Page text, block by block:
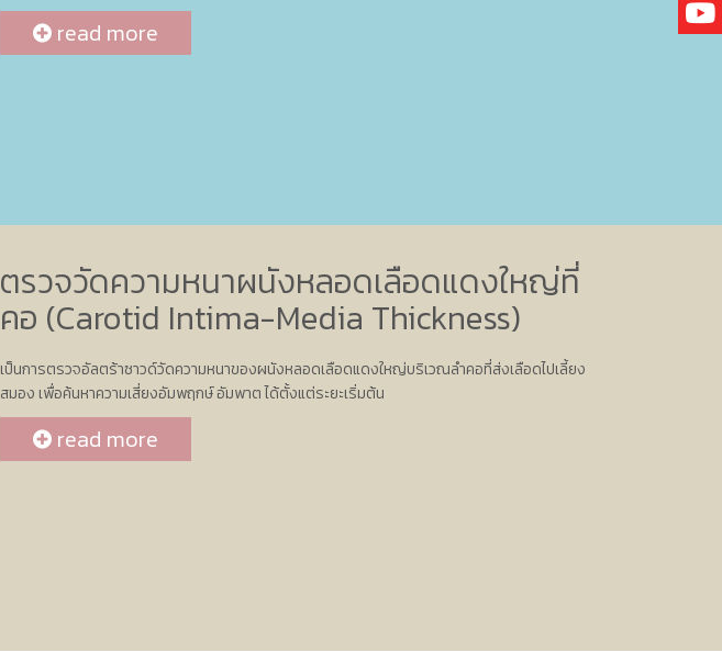
read more
ตรวจวัดความหนาผนังหลอดเลือดแดงใหญ่ที่
คอ (Carotid Intima-Media Thickness)
เป็นการตรวจอัลตร้าซาวด์วัดความหนาของผนังหลอดเลือดแดงใหญ่บริเวณลำคอที่ส่งเลือดไปเลี้ยง
สมอง เพื่อค้นหาความเสี่ยงอัมพฤกษ์ อัมพาต ได้ตั้งแต่ระยะเริ่มต้น
read more